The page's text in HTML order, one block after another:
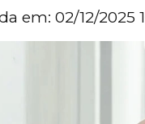
em: 02/12/2025